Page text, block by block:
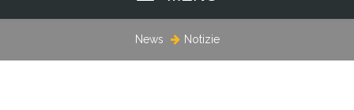
News Notizie